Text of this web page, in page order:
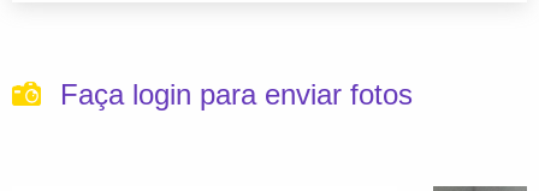
Faça login para enviar fotos